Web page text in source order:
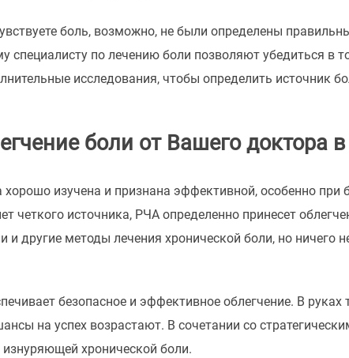
боль, возможно, не были определены
по лечению боли позволяют убедиться в
исследования, чтобы определить источник
боли от Вашего доктора
хорошо изучена и признана эффективной, особенно
четкого источника, РЧА определенно принесет
и другие методы лечения хронической боли, но ничего
безопасное и эффективное облегчение. В
на успех возрастают. В сочетании со
хронической боли.